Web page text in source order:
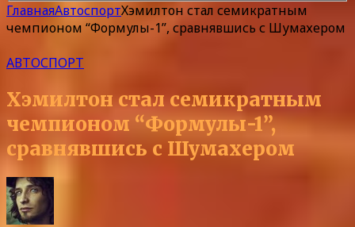
ГлавнаяАвтоспортХэмилтон стал семикратным
чемпионом “Формулы-1”, сравнявшись с Шумахером
АВТОСПОРТ
Хэмилтон стал семикратным
чемпионом “Формулы-1”,
сравнявшись с Шумахером